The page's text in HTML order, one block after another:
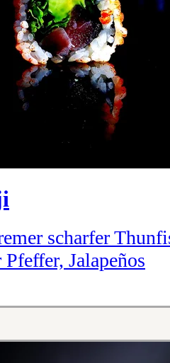
scharfer
Jalapeños